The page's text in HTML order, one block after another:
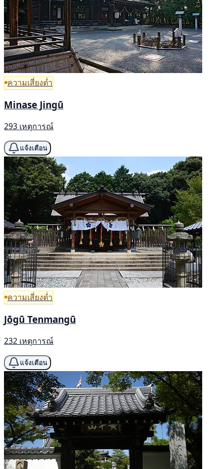
ความเสี่ยงต่ำ
Minase Jingū
293 เหตุการณ์
แจ้งเตือน
ความเสี่ยงต่ำ
Jōgū Tenmangū
232 เหตุการณ์
แจ้งเตือน